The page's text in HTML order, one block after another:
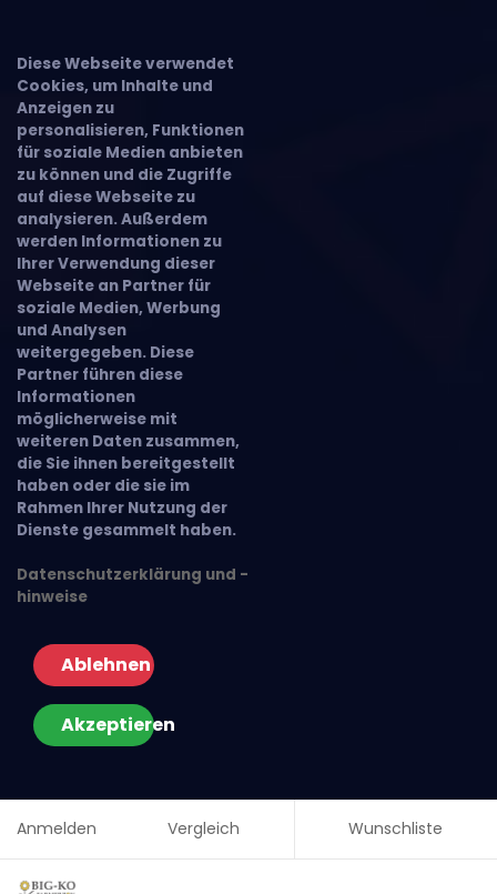
Diese Webseite verwendet
Cookies, um Inhalte und
Anzeigen zu
personalisieren, Funktionen
für soziale Medien anbieten
zu können und die Zugriffe
auf diese Webseite zu
analysieren. Außerdem
werden Informationen zu
Ihrer Verwendung dieser
Webseite an Partner für
soziale Medien, Werbung
und Analysen
weitergegeben. Diese
Partner führen diese
Informationen
möglicherweise mit
weiteren Daten zusammen,
die Sie ihnen bereitgestellt
haben oder die sie im
Rahmen Ihrer Nutzung der
Dienste gesammelt haben.
Datenschutzerklärung und -
hinweise
Ablehnen
Akzeptieren
Anmelden Vergleich Wunschliste